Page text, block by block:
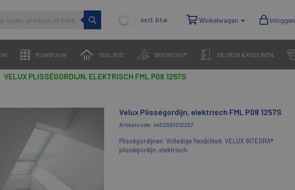
excl. btw Winkelwagen Inloggen
RUWBOUW ISOLATIE BOUWSHOP DEUREN & KOZIJNEN
VELUX PLISSÉGORDIJN, ELEKTRISCH FML P08 1257S
Velux Plisségordijn, elektrisch FML P08 1257S
Artikelcode: 4402061213257
Plisségordijnen. Volledige flexibiliteit. VELUX INTEGRA®
plisségordijn, elektrisch.